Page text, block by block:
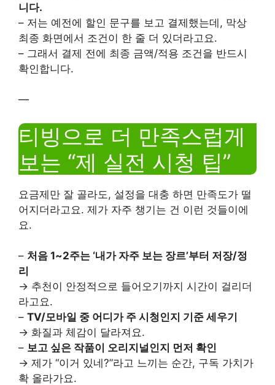
니다.
– 저는 예전에 할인 문구를 보고 결제했는데, 막상
최종 화면에서 조건이 한 줄 더 있더라고요.
– 그래서 결제 전에 최종 금액/적용 조건을 반드시
확인합니다.
—
티빙으로 더 만족스럽게
보는 “제 실전 시청 팁”
요금제만 잘 골라도, 설정을 대충 하면 만족도가 떨
어지더라고요. 제가 자주 챙기는 건 이런 것들이에
요.
– 처음 1~2주는 ‘내가 자주 보는 장르’부터 저장/정
리
→ 추천이 안정적으로 들어오기까지 시간이 걸리더
라고요.
– TV/모바일 중 어디가 주 시청인지 기준 세우기
→ 화질과 체감이 달라져요.
– 보고 싶은 작품이 오리지널인지 먼저 확인
→ 제가 “이거 있네?”라고 느끼는 순간, 구독 가치가
확 올라가요.